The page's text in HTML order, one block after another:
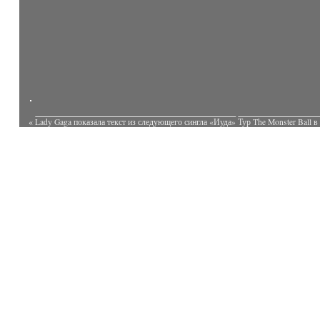
«Lady Gaga показала текст из следующего сингла «Иуда» Тур The Monster Ball